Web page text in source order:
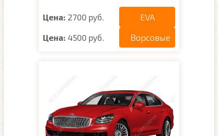
Цена: 2700 руб. EVA
Цена: 4500 руб. Ворсовые